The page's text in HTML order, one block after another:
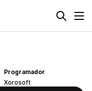
Programador
Xorosoft